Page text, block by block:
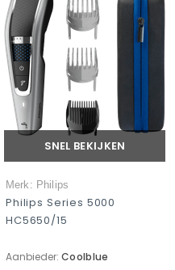
SNEL BEKIJKEN
Merk: Philips
Philips Series 5000
HC5650/15
Aanbieder: Coolblue